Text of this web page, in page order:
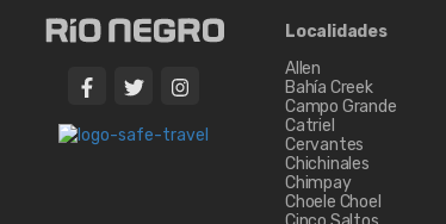
Localidades
Allen
Bahía Creek
Campo Grande
Catriel
Cervantes
Chichinales
Chimpay
Choele Choel